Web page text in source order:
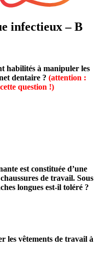
infectieux – B
habilités à manipuler les
dentaire ? (attention :
question !)
est constituée d’une
de travail. Sous
longues est-il toléré ?
les vêtements de travail à